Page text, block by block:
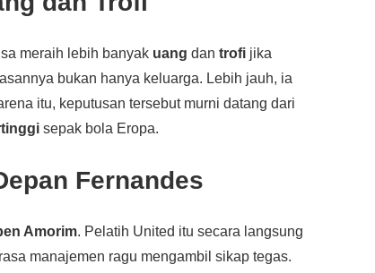
meraih lebih banyak uang dantrofi jika
bukan hanya keluarga. Lebih jauh, ia
itu, keputusan tersebut murni datang dari
sepak bola Eropa.
Fernandes
Amorim. Pelatih United itu secara langsung
manajemen ragu mengambil sikap tegas.